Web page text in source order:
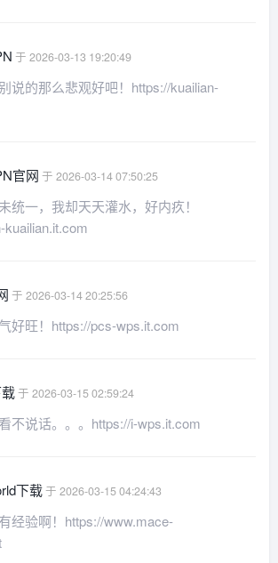
于 2026-03-13 19:20:49
说的那么悲观好吧！https://kuailian-
官网 于 2026-03-14 07:50:25
统一，我却天天灌水，好内疚！
kuailian.it.com
于 2026-03-14 20:25:56
好旺！https://pcs-wps.it.com
于 2026-03-15 02:59:24
不说话。。。https://i-wps.it.com
下载于 2026-03-15 04:24:43
经验啊！https://www.mace-